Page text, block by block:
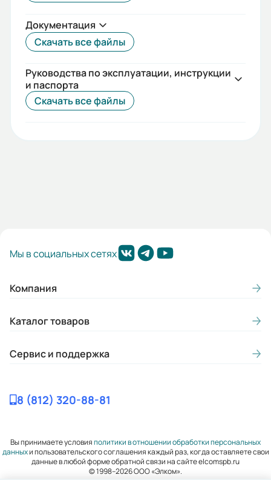
Документация
Скачать все файлы
Руководства по эксплуатации, инструкции
и паспорта
Скачать все файлы
Мы в социальных сетях
Компания
Каталог товаров
Сервис и поддержка
8 (812) 320-88-81
Вы принимаете условияполитики в отношении обработки персональных
данныхи пользовательского соглашения каждый раз, когда оставляете свои
данные в любой форме обратной связи на сайте elcomspb.ru
© 1998–2026 ООО «Элком».